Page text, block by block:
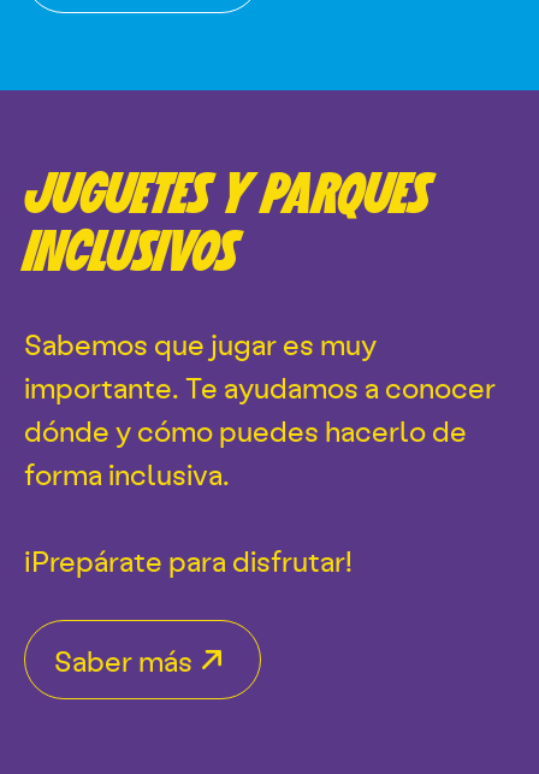
JUGUETES Y PARQUES
INCLUSIVOS
Sabemos que jugar es muy
importante. Te ayudamos a conocer
dónde y cómo puedes hacerlo de
forma inclusiva.
¡Prepárate para disfrutar!
Saber más